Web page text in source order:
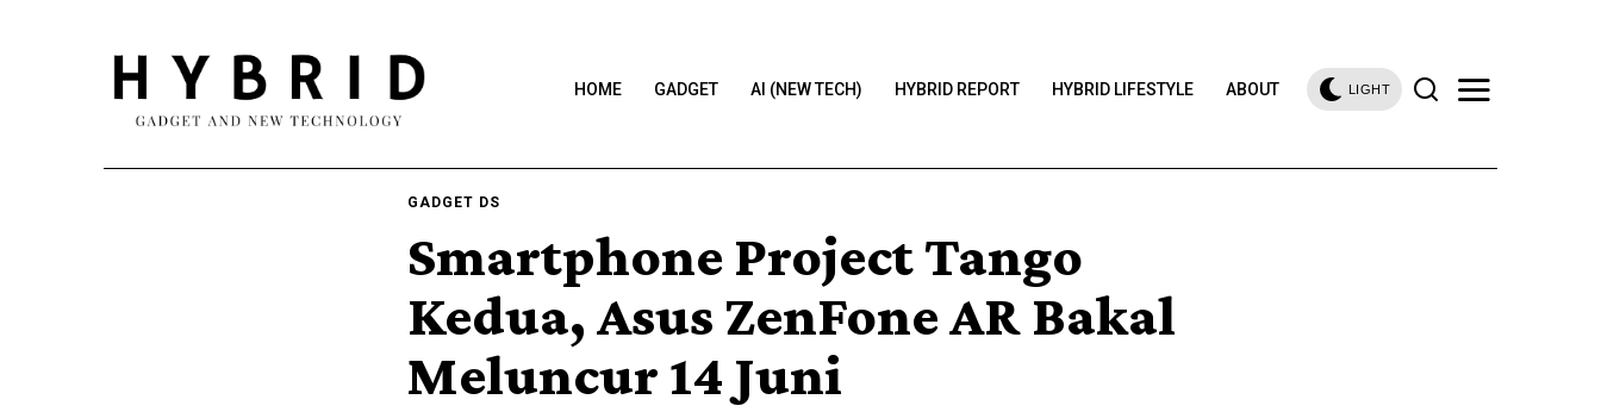
HOME GADGET AI (NEW TECH) HYBRID REPORT HYBRID LIFESTYLE ABOUT LIGHT
GADGET DS
Smartphone Project Tango
Kedua, Asus ZenFone AR Bakal
Meluncur 14 Juni